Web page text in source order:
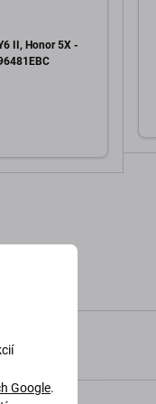
II, Honor 5X -
(9)
Google.